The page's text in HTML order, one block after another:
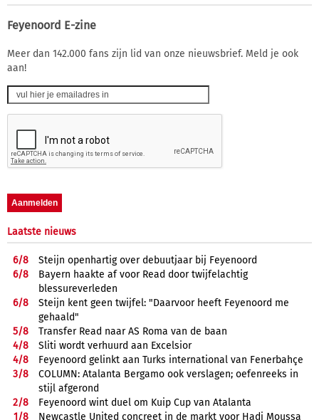
Feyenoord E-zine
Meer dan 142.000 fans zijn lid van onze nieuwsbrief. Meld je ook
aan!
Laatste nieuws
6/8
Steijn openhartig over debuutjaar bij Feyenoord
6/8
Bayern haakte af voor Read door twijfelachtig
blessureverleden
6/8
Steijn kent geen twijfel: "Daarvoor heeft Feyenoord me
gehaald"
5/8
Transfer Read naar AS Roma van de baan
4/8
Sliti wordt verhuurd aan Excelsior
4/8
Feyenoord gelinkt aan Turks international van Fenerbahçe
3/8
COLUMN: Atalanta Bergamo ook verslagen; oefenreeks in
stijl afgerond
2/8
Feyenoord wint duel om Kuip Cup van Atalanta
1/8
Newcastle United concreet in de markt voor Hadj Moussa